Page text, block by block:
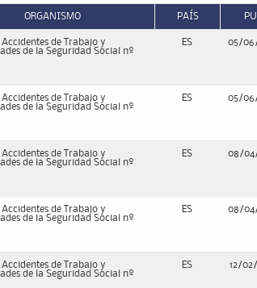
ORGANISMO PAÍS
Accidentes de Trabajo y
de la Seguridad Social nº
ES 05/
Accidentes de Trabajo y
de la Seguridad Social nº
ES 05/
Accidentes de Trabajo y
de la Seguridad Social nº
ES 08/
Accidentes de Trabajo y
de la Seguridad Social nº
ES 08/
Accidentes de Trabajo y
de la Seguridad Social nº
ES 12/